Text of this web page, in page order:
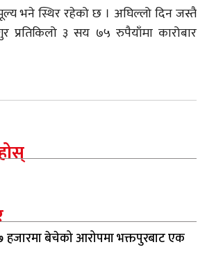
भने स्थिर रहेको छ । अघिल्लो दिन जस्तै
३ सय ७५ रुपैयाँमा कारोबार
हजारमा बेचेको आरोपमा भक्तपुरबाट एक